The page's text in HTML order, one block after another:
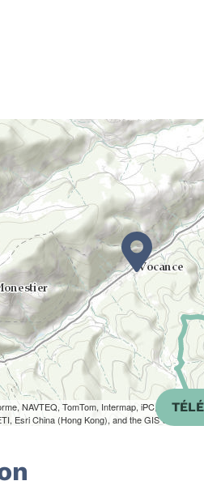
NAVTEQ, TomTom, Intermap, iPC, USGS,
Esri China (Hong Kong), and the GIS User